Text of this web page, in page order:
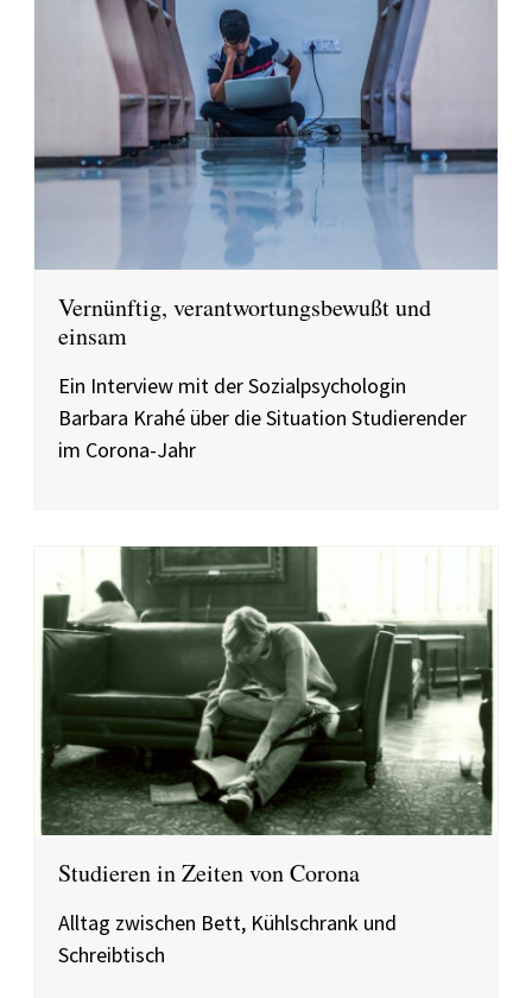
Vernünftig, verantwortungsbewußt und
einsam
Ein Interview mit der Sozialpsychologin
Barbara Krahé über die Situation Studierender
im Corona-Jahr
Studieren in Zeiten von Corona
Alltag zwischen Bett, Kühlschrank und
Schreibtisch